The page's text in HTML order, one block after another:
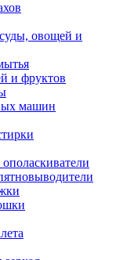
овощей и
и фруктов
машин